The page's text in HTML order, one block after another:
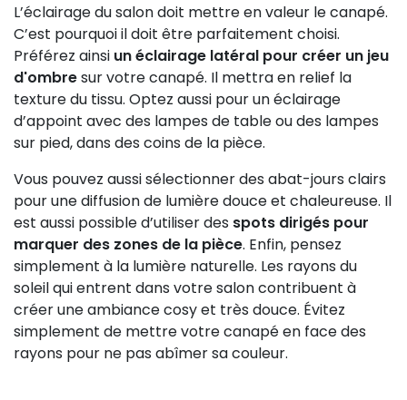
L’éclairage du salon doit mettre en valeur le canapé.
C’est pourquoi il doit être parfaitement choisi.
Préférez ainsi un éclairage latéral pour créer un jeu
d'ombresur votre canapé. Il mettra en relief la
texture du tissu. Optez aussi pour un éclairage
d’appoint avec des lampes de table ou des lampes
sur pied, dans des coins de la pièce.
Vous pouvez aussi sélectionner des abat-jours clairs
pour une diffusion de lumière douce et chaleureuse. Il
est aussi possible d’utiliser des spots dirigés pour
marquer des zones de la pièce. Enfin, pensez
simplement à la lumière naturelle. Les rayons du
soleil qui entrent dans votre salon contribuent à
créer une ambiance cosy et très douce. Évitez
simplement de mettre votre canapé en face des
rayons pour ne pas abîmer sa couleur.